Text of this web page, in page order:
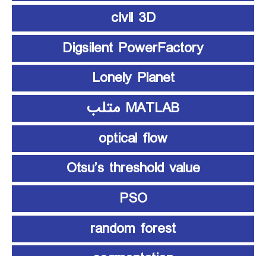
civil 3D
Digsilent PowerFactory
Lonely Planet
MATLAB متلب
optical flow
Otsu’s threshold value
PSO
random forest